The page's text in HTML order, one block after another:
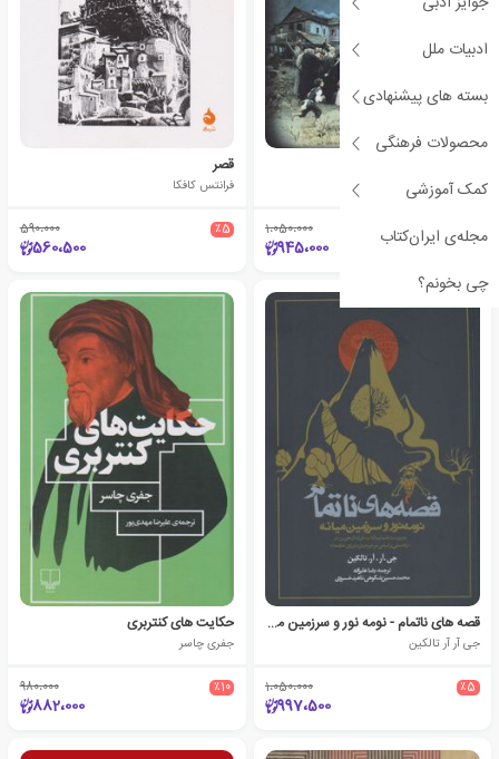
ادبیات ملل
بسته های پیشنهادی
محصولات فرهنگی
کمک آموزشی
مجله‌ی ایران‌کتاب
چی بخونم؟
نیکلای گوگول
٪10 1،050،000
945،000
قصر
فرانتس کافکا
٪5 590،000
560،500
قصه های ناتمام - نومه نور و سرزمین میانه (شومیز)
جی آر آر تالکین
٪5 1،050،000
997،500
حکایت های کنتربری
جفری چاسر
٪10 980،000
882،000